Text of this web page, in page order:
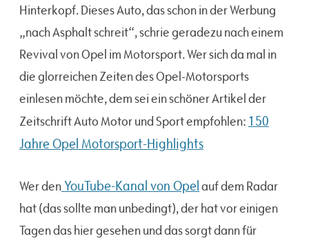
Hinterkopf. Dieses Auto, das schon in der Werbung
„nach Asphalt schreit“, schrie geradezu nach einem
Revival von Opel im Motorsport. Wer sich da mal in
die glorreichen Zeiten des Opel-Motorsports
einlesen möchte, dem sei ein schöner Artikel der
Zeitschrift Auto Motor und Sport empfohlen: 150
Jahre Opel Motorsport-Highlights
Wer denYouTube-Kanal von Opelauf dem Radar
hat (das sollte man unbedingt), der hat vor einigen
Tagen das hier gesehen und das sorgt dann für